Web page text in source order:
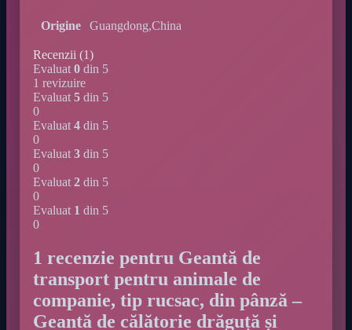
Origine Guangdong,China
Recenzii (1)
Evaluat 0 din 5
1 revizuire
Evaluat 5 din 5
0
Evaluat 4 din 5
0
Evaluat 3 din 5
0
Evaluat 2 din 5
0
Evaluat 1 din 5
0
1 recenzie pentru Geantă de
transport pentru animale de
companie, tip rucsac, din pânză –
Geantă de călătorie drăguță și